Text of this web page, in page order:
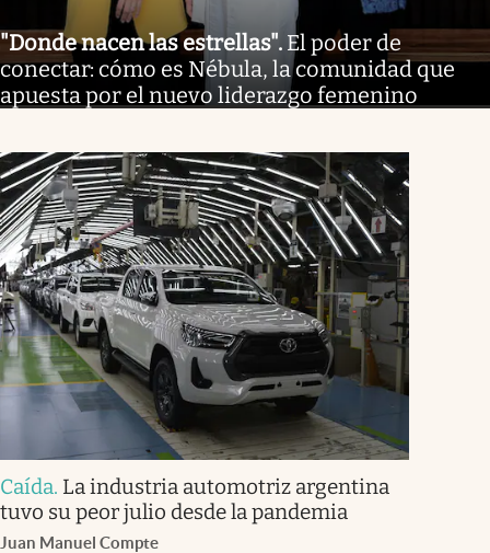
"Donde nacen las estrellas". El poder de
conectar: cómo es Nébula, la comunidad que
apuesta por el nuevo liderazgo femenino
Caída. La industria automotriz argentina
tuvo su peor julio desde la pandemia
Juan Manuel Compte